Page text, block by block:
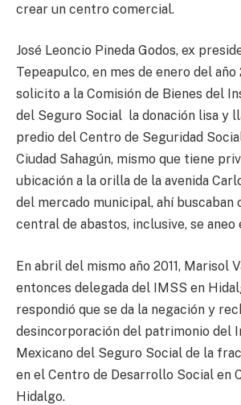
crear un centro comercial.
José Leoncio Pineda Godos, ex
Tepeapulco, en mes de enero del año
solicito a la Comisión de Bienes del
del Seguro Social la donación lisa y
predio del Centro de Seguridad
Ciudad Sahagún, mismo que tiene
ubicación a la orilla de la avenida
del mercado municipal, ahí buscaban
central de abastos, inclusive, se
En abril del mismo año 2011, Marisol
entonces delegada del IMSS en
respondió que se da la negación y
desincorporación del patrimonio del
Mexicano del Seguro Social de la
en el Centro de Desarrollo Social en
Hidalgo.